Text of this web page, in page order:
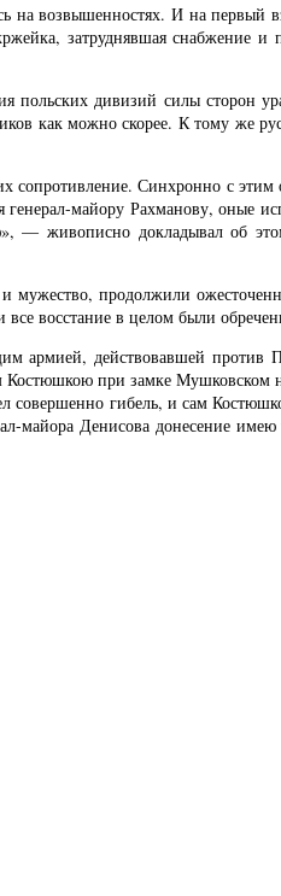
возвышенностях. И на первый
затруднявшая снабжение
польских дивизий силы сторон
как можно скорее. К тому же
Синхронно с этим
майору Рахманову, оные
— живописно докладывал об
мужество, продолжили
восстание в целом были
армией, действовавшей
при замке Мушковском
совершенно гибель, и сам
майора Денисова донесение